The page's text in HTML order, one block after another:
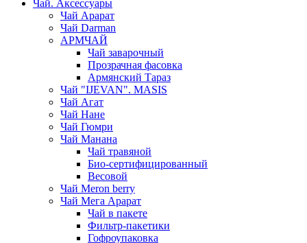
Чай. Аксессуары
Чай Арарат
Чай Darman
АРМЧАЙ
Чай заварочный
Прозрачная фасовка
Армянский Тараз
Чай "IJEVAN". MASIS
Чай Агат
Чай Нане
Чай Гюмри
Чай Манана
Чай травяной
Био-сертифицированный
Весовой
Чай Meron berry
Чай Мега Арарат
Чай в пакете
Фильтр-пакетики
Гофроупаковка